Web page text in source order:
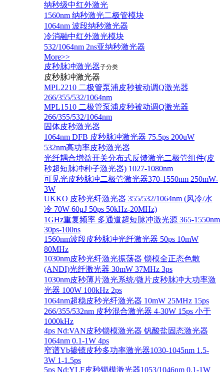
纳秒级中红外激光
1560nm 纳秒激光二极管模块
1064nm 波段纳秒激光器
冷消融中红外激光模块
532/1064nm 2ns亚纳秒激光器
More>>
皮秒脉冲激光器子分类
皮秒脉冲激光器
​MPL2210 二极管泵浦皮秒被动调Q激光器
266/355/532/1064nm
MPL1510 二极管泵浦皮秒被动调Q激光器
266/355/532/1064nm
固体皮秒激光器
1064nm DFB 皮秒脉冲激光器 75.5ps 200uW
532nm高功率皮秒激光器
光纤耦合增益开关分布式反馈激光二极管组件(皮
秒超短脉冲种子激光器) 1027-1080nm
可见光皮秒脉冲二极管激光器370-1550nm 250mW-
3W
UKKO 皮秒光纤激光器 355/532/1064nm (风冷/水
冷 70W 60μJ 50ps 50kHz-20MHz)
1GHz重复频率 多通道超短脉冲激光源 365-1550nm
30ps-100ns
1560nm波段皮秒脉冲光纤激光器 50ps 10mW
80MHz
1030nm皮秒光纤激光振荡器 锁模全正态色散
(ANDI)光纤激光器 30mW 37MHz 3ps
1030nm皮秒薄片激光系统/微片皮秒脉冲大功率激
光器 100W 100kHz 2ps
1064nm超稳皮秒光纤激光器 10mW 25MHz 15ps
266/355/532nm 皮秒混合激光器 4-30W 15ps 小于
1000kHz
4ps Nd:VAN皮秒锁模激光器 钒酸盐固态激光器
1064nm 0.1-1W 4ps
窄谱Yb掺镱皮秒多功率激光器1030-1045nm 1.5-
3W 1-1.5ps
5ps Nd:YLF皮秒锁模激光器1053/1046nm 0.1-1W